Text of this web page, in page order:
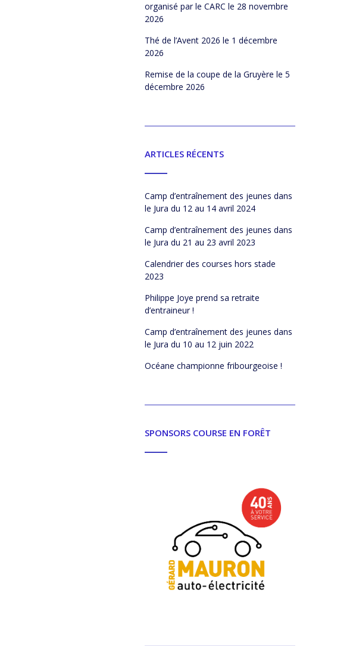
organisé par le CARC le 28 novembre
2026
Thé de l’Avent 2026 le 1 décembre
2026
Remise de la coupe de la Gruyère le 5
décembre 2026
ARTICLES RÉCENTS
Camp d’entraînement des jeunes dans
le Jura du 12 au 14 avril 2024
Camp d’entraînement des jeunes dans
le Jura du 21 au 23 avril 2023
Calendrier des courses hors stade
2023
Philippe Joye prend sa retraite
d’entraineur !
Camp d’entraînement des jeunes dans
le Jura du 10 au 12 juin 2022
Océane championne fribourgeoise !
SPONSORS COURSE EN FORÊT